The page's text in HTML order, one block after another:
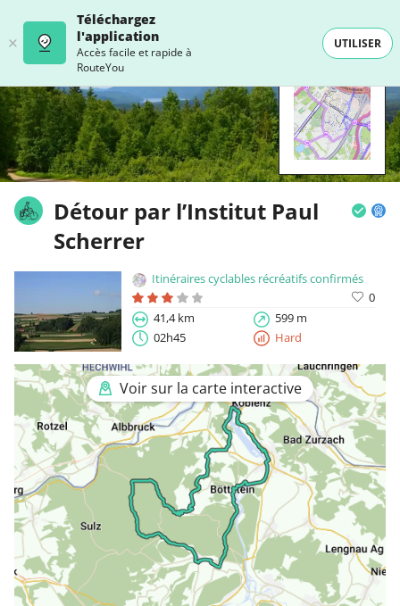
Téléchargez
l'application
Accès facile et rapide à
RouteYou
UTILISER
Détour par l’Institut Paul
Scherrer
Itinéraires cyclables récréatifs confirmés
0
41,4 km
599 m
02h45
Hard
Voir sur la carte interactive